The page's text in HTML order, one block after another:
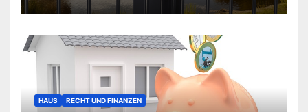
HAUS RECHT UND FINANZEN